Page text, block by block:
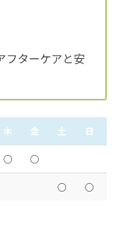
フターケアと安
木 金 土 日
○ ○
○ ○